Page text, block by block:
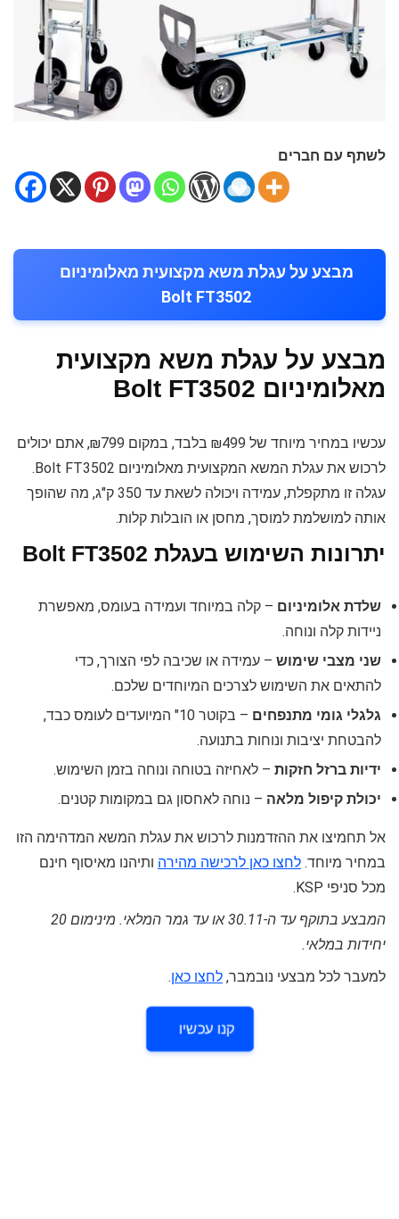
לשתף עם חברים
מבצע על עגלת משא מקצועית מאלומיניום
Bolt FT3502
מבצע על עגלת משא מקצועית
מאלומיניום Bolt FT3502
עכשיו במחיר מיוחד של ₪499 בלבד, במקום ₪799, אתם יכולים
לרכוש את עגלת המשא המקצועית מאלומיניום Bolt FT3502.
עגלה זו מתקפלת, עמידה ויכולה לשאת עד 350 ק"ג, מה שהופך
אותה למושלמת למוסך, מחסן או הובלות קלות.
יתרונות השימוש בעגלת Bolt FT3502
שלדת אלומיניום – קלה במיוחד ועמידה בעומס, מאפשרת
ניידות קלה ונוחה.
שני מצבי שימוש – עמידה או שכיבה לפי הצורך, כדי
להתאים את השימוש לצרכים המיוחדים שלכם.
גלגלי גומי מתנפחים
– בקוטר 10" המיועדים לעומס כבד,
להבטחת יציבות ונוחות בתנועה.
ידיות ברזל חזקות – לאחיזה בטוחה ונוחה בזמן השימוש.
יכולת קיפול מלאה – נוחה לאחסון גם במקומות קטנים.
אל תחמיצו את ההזדמנות לרכוש את עגלת המשא המדהימה הזו
במחיר מיוחד. לחצו כאן לרכישה מהירה ותיהנו מאיסוף חינם
מכל סניפי KSP.
המבצע בתוקף עד ה-30.11 או עד גמר המלאי. מינימום 20
יחידות במלאי.
למעבר לכל מבצעי נובמבר, לחצו כאן.
קנו עכשיו